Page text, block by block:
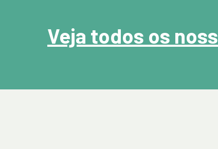
Veja todos os